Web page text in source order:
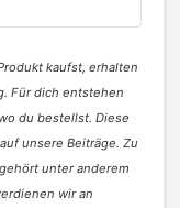
kaufst, erhalten
Für dich entstehen
du bestellst. Diese
unsere Beiträge. Zu
unter anderem
wir an